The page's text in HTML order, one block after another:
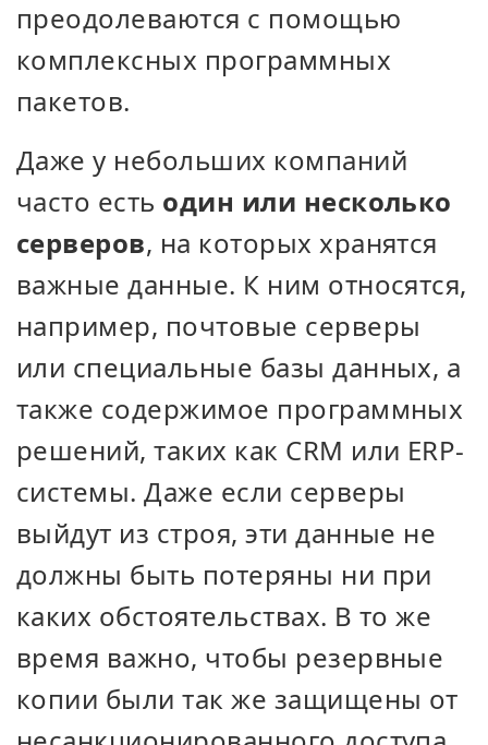
преодолеваются с помощью
комплексных программных
пакетов.
Даже у небольших компаний
часто есть один или несколько
серверов, на которых хранятся
важные данные. К ним относятся,
например, почтовые серверы
или специальные базы данных, а
также содержимое программных
решений, таких как CRM или ERP-
системы. Даже если серверы
выйдут из строя, эти данные не
должны быть потеряны ни при
каких обстоятельствах. В то же
время важно, чтобы резервные
копии были так же защищены от